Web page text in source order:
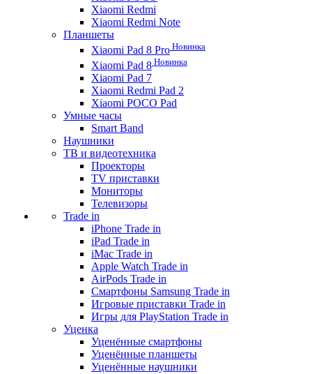
Xiaomi Redmi
Xiaomi Redmi Note
Планшеты
Xiaomi Pad 8 Pro Новинка
Xiaomi Pad 8 Новинка
Xiaomi Pad 7
Xiaomi Redmi Pad 2
Xiaomi POCO Pad
Умные часы
Smart Band
Наушники
ТВ и видеотехника
Проекторы
TV приставки
Мониторы
Телевизоры
Trade in
iPhone Trade in
iPad Trade in
iMac Trade in
Apple Watch Trade in
AirPods Trade in
Смартфоны Samsung Trade in
Игровые приставки Trade in
Игры для PlayStation Trade in
Уценка
Уценённые смартфоны
Уценённые планшеты
Уценённые наушники